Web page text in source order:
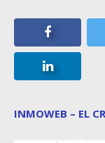
INMOWEB – EL